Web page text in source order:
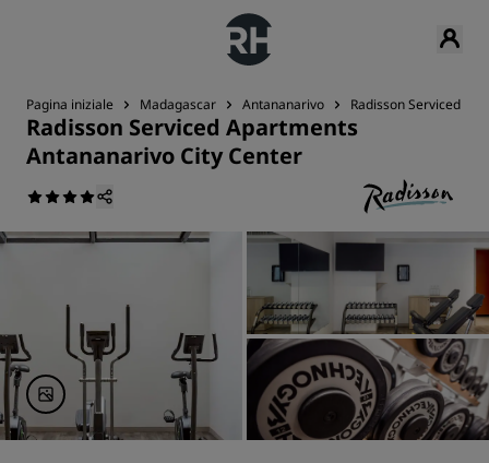
Pagina iniziale Madagascar Antananarivo Radisson Serviced
Radisson Serviced Apartments
Antananarivo City Center